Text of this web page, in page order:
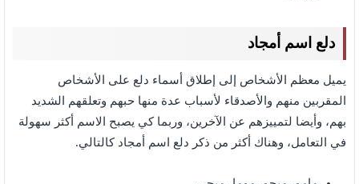
دلع اسم أمجاد
يميل معظم الأشخاص إلى إطلاق أسماء دلع على الأشخاص
المقربين منهم والأصدقاء لأسباب عدة منها حبهم وتعلقهم الشديد
بهم، وأيضا لتمييزهم عن الآخرين، وربما كي يصبح الاسم أكثر سهولة
في التعامل، وهناك أكثر من ذكر دلع اسم أمجاد كالتالي.